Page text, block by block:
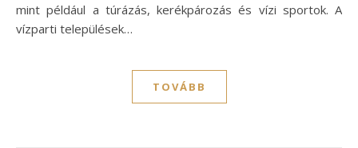
mint például a túrázás, kerékpározás és vízi sportok. A
vízparti települések…
TOVÁBB